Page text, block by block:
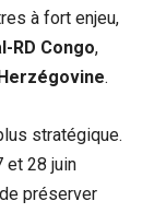
à fort enjeu,
RD Congo,
.
stratégique.
et 28 juin
préserver